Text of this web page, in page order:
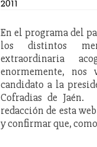
2011
En el programa del
los distintos
extraordinaria
enormemente, nos
candidato a la
Cofradias de
redacción de esta
y confirmar que,